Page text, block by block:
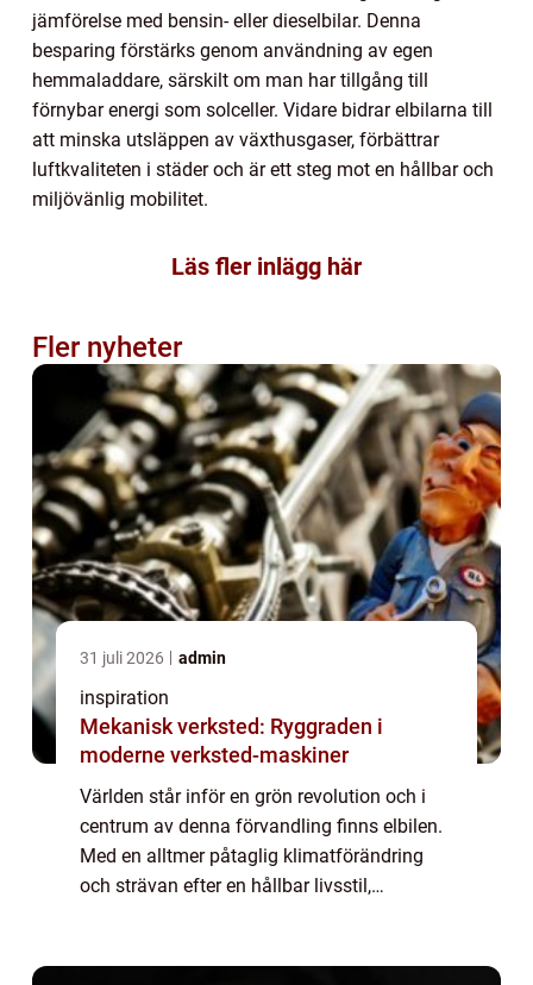
jämförelse med bensin- eller dieselbilar. Denna
besparing förstärks genom användning av egen
hemmaladdare, särskilt om man har tillgång till
förnybar energi som solceller. Vidare bidrar elbilarna till
att minska utsläppen av växthusgaser, förbättrar
luftkvaliteten i städer och är ett steg mot en hållbar och
miljövänlig mobilitet.
Läs fler inlägg här
Fler nyheter
31 juli 2026 admin
inspiration
Mekanisk verksted: Ryggraden i
moderne verksted-maskiner
Världen står inför en grön revolution och i
centrum av denna förvandling finns elbilen.
Med en alltmer påtaglig klimatförändring
och strävan efter en hållbar livsstil,